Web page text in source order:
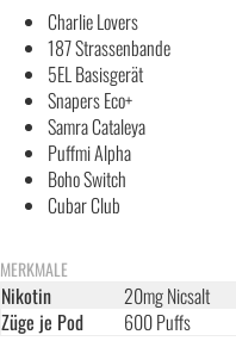
Charlie Lovers
187 Strassenbande
5EL Basisgerät
Snapers Eco+
Samra Cataleya
Puffmi Alpha
Boho Switch
Cubar Club
MERKMALE
Nikotin
20mg Nicsalt
Züge je Pod
600 Puffs